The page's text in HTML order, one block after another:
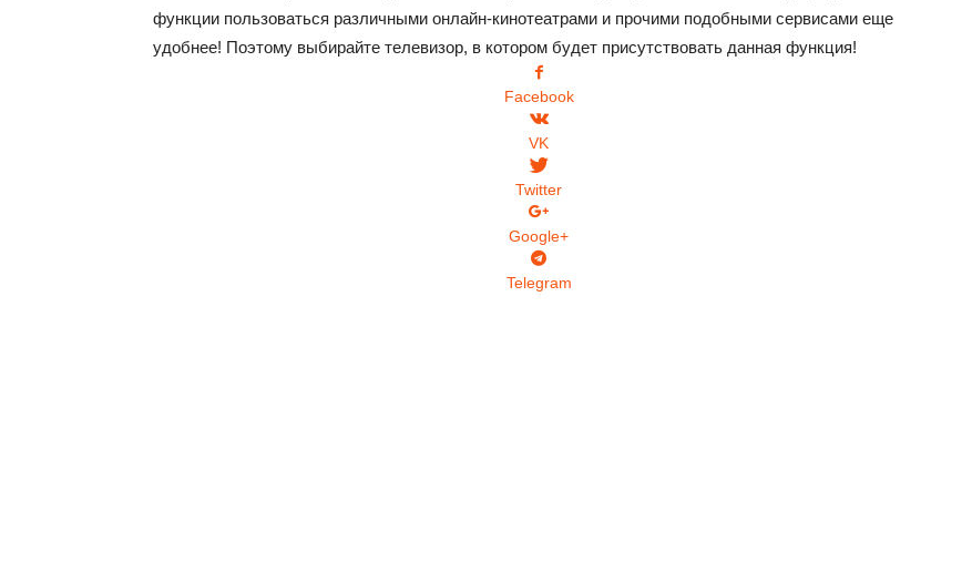
функции пользоваться различными онлайн-кинотеатрами и прочими подобными сервисами еще
удобнее! Поэтому выбирайте телевизор, в котором будет присутствовать данная функция!
Facebook
VK
Twitter
Google+
Telegram